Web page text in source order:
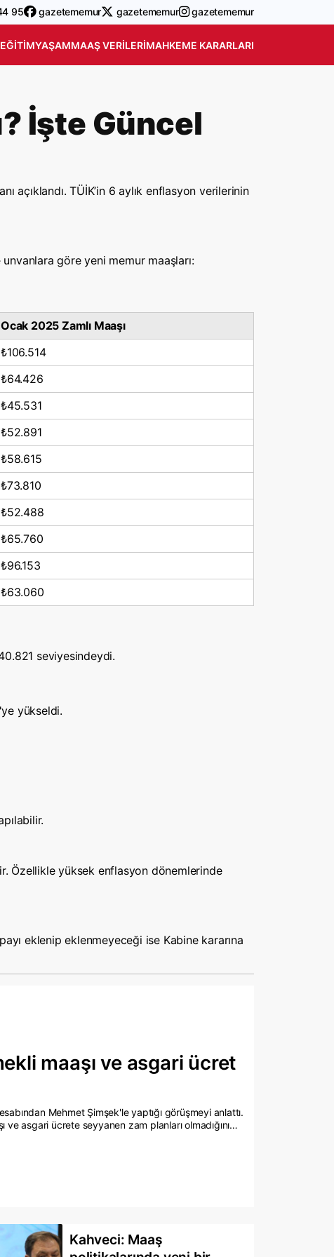
95 gazetememur gazetememur gazetememur
EĞITIMYAŞAMMAAŞ VERILERIMAHKEME KARARLARI
İşte Güncel
açıklandı. TÜİK’in 6 aylık enflasyon verilerinin
göre yeni memur maaşları:
Ocak 2025 Zamlı Maaşı
₺106.514
₺64.426
₺45.531
₺52.891
₺58.615
₺73.810
₺52.488
₺65.760
₺96.153
₺63.060
seviyesindeydi.
yükseldi.
Özellikle yüksek enflasyon dönemlerinde
eklenip eklenmeyeceği ise Kabine kararına
maaşı ve asgari ücret
Mehmet Şimşek'le yaptığı görüşmeyi anlattı.
ve asgari ücrete seyyanen zam planları olmadığını
Kahveci: Maaş